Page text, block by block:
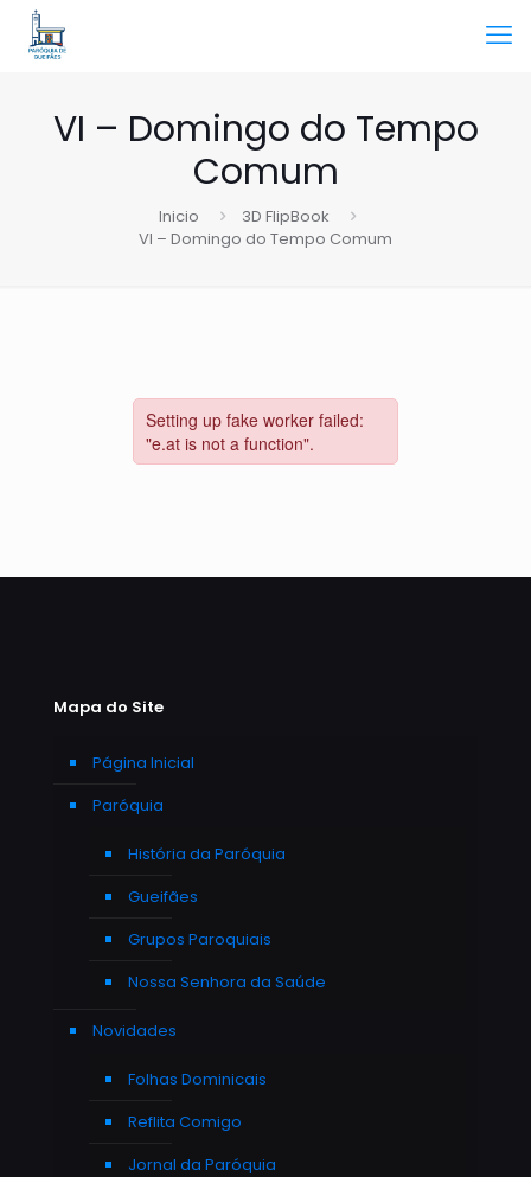
VI – Domingo do Tempo
Comum
Inicio
3D FlipBook
VI – Domingo do Tempo Comum
Mapa do Site
Página Inicial
Paróquia
História da Paróquia
Gueifães
Grupos Paroquiais
Nossa Senhora da Saúde
Novidades
Folhas Dominicais
Reflita Comigo
Jornal da Paróquia